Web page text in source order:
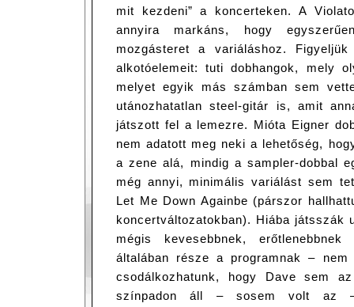
mit kezdeni” a koncerteken. A
annyira markáns, hogy
mozgásteret a variáláshoz.
alkotóelemeit: tuti dobhangok, mely
melyet egyik más számban sem
utánozhatatlan steel-gitár is, amit
játszott fel a lemezre. Mióta Eigner
nem adatott meg neki a lehetőség,
a zene alá, mindig a sampler-dobbal
még annyi, minimális variálást sem
Let Me Down Againbe (párszor
koncertváltozatokban). Hiába játsszák
mégis kevesebbnek,
általában része a programnak –
csodálkozhatunk, hogy Dave sem
színpadon áll – sosem volt az